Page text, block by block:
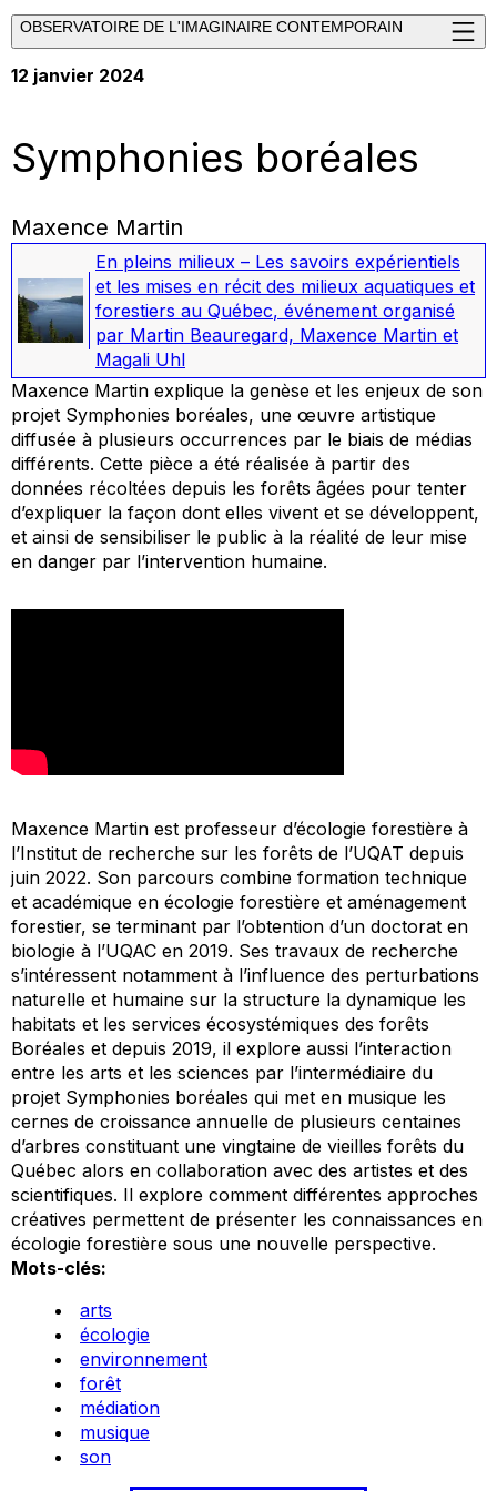
OBSERVATOIRE DE L'IMAGINAIRE CONTEMPORAIN
12 janvier 2024
Symphonies boréales
Maxence Martin
En pleins milieux – Les savoirs expérientiels
et les mises en récit des milieux aquatiques et
forestiers au Québec, événement organisé
par Martin Beauregard, Maxence Martin et
Magali Uhl
Maxence Martin explique la genèse et les enjeux de son
projet Symphonies boréales, une œuvre artistique
diffusée à plusieurs occurrences par le biais de médias
différents. Cette pièce a été réalisée à partir des
données récoltées depuis les forêts âgées pour tenter
d’expliquer la façon dont elles vivent et se développent,
et ainsi de sensibiliser le public à la réalité de leur mise
en danger par l’intervention humaine.
Maxence Martin est professeur d’écologie forestière à
l’Institut de recherche sur les forêts de l’UQAT depuis
juin 2022. Son parcours combine formation technique
et académique en écologie forestière et aménagement
forestier, se terminant par l’obtention d’un doctorat en
biologie à l’UQAC en 2019. Ses travaux de recherche
s’intéressent notamment à l’influence des perturbations
naturelle et humaine sur la structure la dynamique les
habitats et les services écosystémiques des forêts
Boréales et depuis 2019, il explore aussi l’interaction
entre les arts et les sciences par l’intermédiaire du
projet Symphonies boréales qui met en musique les
cernes de croissance annuelle de plusieurs centaines
d’arbres constituant une vingtaine de vieilles forêts du
Québec alors en collaboration avec des artistes et des
scientifiques. Il explore comment différentes approches
créatives permettent de présenter les connaissances en
écologie forestière sous une nouvelle perspective.
Mots-clés:
arts
écologie
environnement
forêt
médiation
musique
son